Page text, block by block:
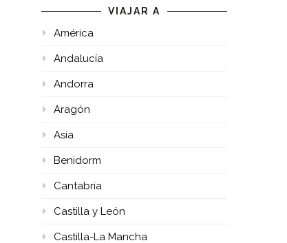
VIAJAR A
América
Andalucía
Andorra
Aragón
Asia
Benidorm
Cantabria
Castilla y León
Castilla-La Mancha